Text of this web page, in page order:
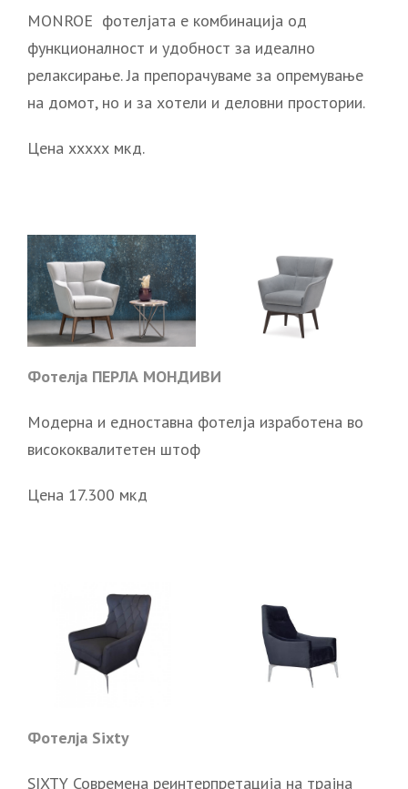
MONROE фотелјата е комбинација од
функционалност и удобност за идеално
релаксирање. Ја препорачуваме за опремување
на домот, но и за хотели и деловни простории.
Цена ххххх мкд.
Фотелја ПЕРЛА МОНДИВИ
Модерна и едноставна фотелја изработена во
висококвалитетен штоф
Цена 17.300 мкд
Фотелја Sixty
SIXTY Современа реинтерпретација на трајна